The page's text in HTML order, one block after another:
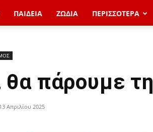
ΠΑΙΔΕΙΑ ΖΩΔΙΑ ΠΕΡΙΣΣΟΤΕΡΑ
πάρουμε
13 Απριλίου 2025